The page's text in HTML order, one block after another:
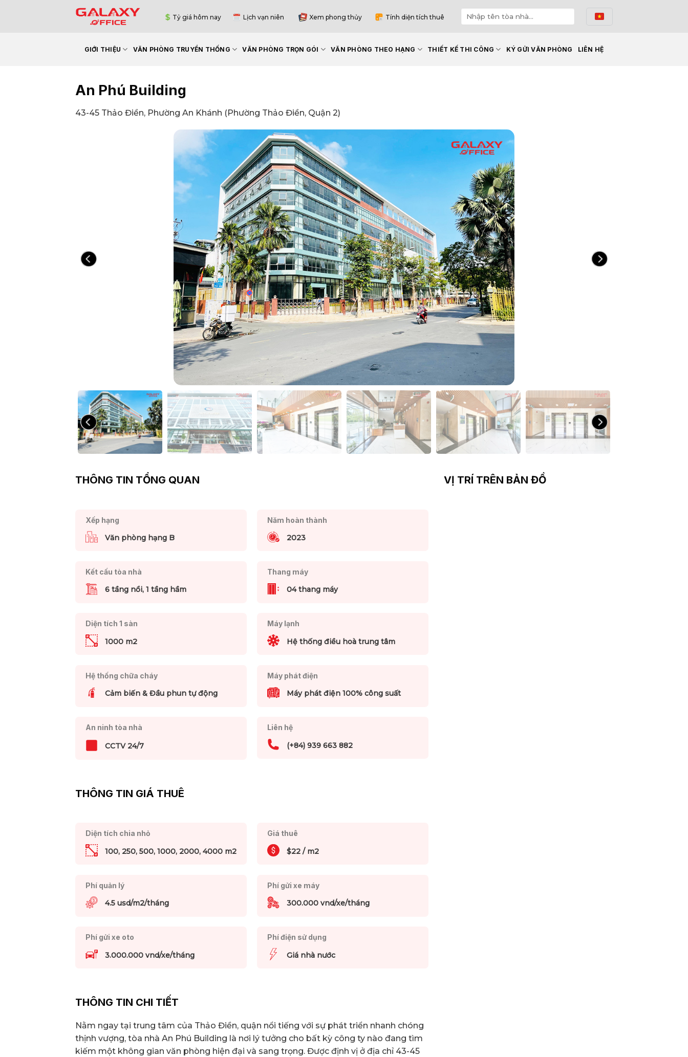
Tỷ giá hôm nay Lịch vạn niên Xem phong thủy Tính diện tích thuê
GIỚI THIỆU VĂN PHÒNG TRUYỀN THỐNG VĂN PHÒNG TRỌN GÓI VĂN PHÒNG THEO HẠNG THIẾT KẾ THI CÔNG KÝ GỬI VĂN PHÒNG LIÊN HỆ
An Phú Building
43-45 Thảo Điền, Phường An Khánh (Phường Thảo Điền, Quận 2)
THÔNG TIN TỔNG QUAN
Xếp hạng
Văn phòng hạng B
Năm hoàn thành
2023
Kết cấu tòa nhà
6 tầng nổi, 1 tầng hầm
Thang máy
04 thang máy
Diện tích 1 sàn
1000 m2
Máy lạnh
Hệ thống điều hoà trung tâm
Hệ thống chữa cháy
Cảm biến & Đầu phun tự động
Máy phát điện
Máy phát điện 100% công suất
An ninh tòa nhà
CCTV 24/7
Liên hệ
(+84) 939 663 882
THÔNG TIN GIÁ THUÊ
Diện tích chia nhỏ
100, 250, 500, 1000, 2000, 4000 m2
Giá thuê
$22 / m2
Phí quản lý
4.5 usd/m2/tháng
Phí gửi xe máy
300.000 vnd/xe/tháng
Phí gửi xe oto
3.000.000 vnd/xe/tháng
Phí điện sử dụng
Giá nhà nước
THÔNG TIN CHI TIẾT
Nằm ngay tại trung tâm của Thảo Điền, quận nổi tiếng với sự phát triển nhanh chóng
thịnh vượng, tòa nhà An Phú Building là nơi lý tưởng cho bất kỳ công ty nào đang tìm
kiếm một không gian văn phòng hiện đại và sang trọng. Được định vị ở địa chỉ 43-45
VỊ TRÍ TRÊN BẢN ĐỒ